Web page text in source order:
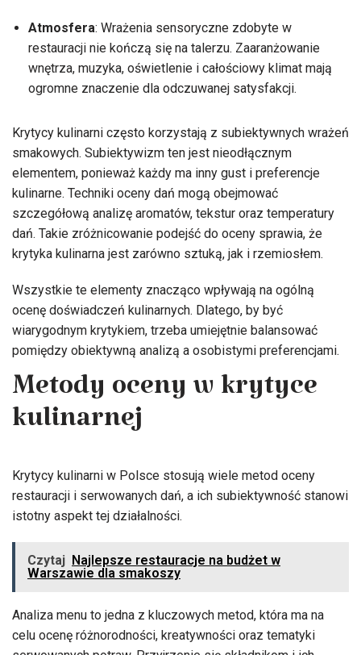
Atmosfera: Wrażenia sensoryczne zdobyte w
restauracji nie kończą się na talerzu. Zaaranżowanie
wnętrza, muzyka, oświetlenie i całościowy klimat mają
ogromne znaczenie dla odczuwanej satysfakcji.
Krytycy kulinarni często korzystają z subiektywnych wrażeń
smakowych. Subiektywizm ten jest nieodłącznym
elementem, ponieważ każdy ma inny gust i preferencje
kulinarne. Techniki oceny dań mogą obejmować
szczegółową analizę aromatów, tekstur oraz temperatury
dań. Takie zróżnicowanie podejść do oceny sprawia, że
krytyka kulinarna jest zarówno sztuką, jak i rzemiosłem.
Wszystkie te elementy znacząco wpływają na ogólną
ocenę doświadczeń kulinarnych. Dlatego, by być
wiarygodnym krytykiem, trzeba umiejętnie balansować
pomiędzy obiektywną analizą a osobistymi preferencjami.
Metody oceny w krytyce
kulinarnej
Krytycy kulinarni w Polsce stosują wiele metod oceny
restauracji i serwowanych dań, a ich subiektywność stanowi
istotny aspekt tej działalności.
Czytaj Najlepsze restauracje na budżet w
Warszawie dla smakoszy
Analiza menu to jedna z kluczowych metod, która ma na
celu ocenę różnorodności, kreatywności oraz tematyki